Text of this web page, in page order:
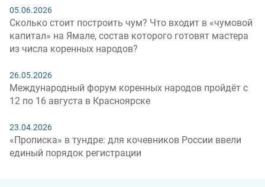
05.06.2026
Сколько стоит построить чум? Что входит в «чумовой
капитал» на Ямале, состав которого готовят мастера
из числа коренных народов?
26.05.2026
Международный форум коренных народов пройдёт с
12 по 16 августа в Красноярске
23.04.2026
«Прописка» в тундре: для кочевников России ввели
единый порядок регистрации